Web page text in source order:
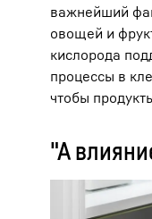
важнейший
овощей и
кислорода
процессы в
чтобы
"А